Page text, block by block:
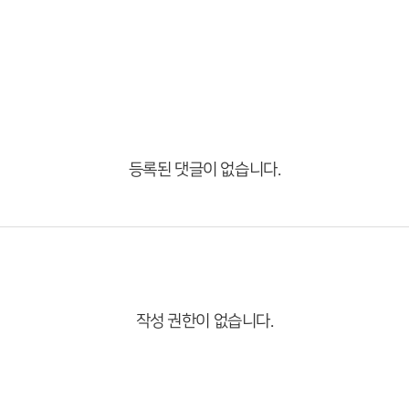
등록된 댓글이 없습니다.
작성 권한이 없습니다.